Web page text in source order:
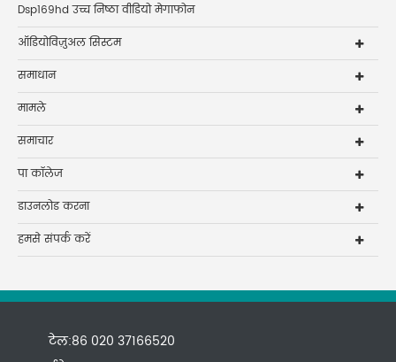
Dsp169hd उच्च निष्ठा वीडियो मेगाफोन
ऑडियोविज़ुअल सिस्टम
समाधान
मामले
समाचार
पा कॉलेज
डाउनलोड करना
हमसे संपर्क करें
टेल:86 020 37166520